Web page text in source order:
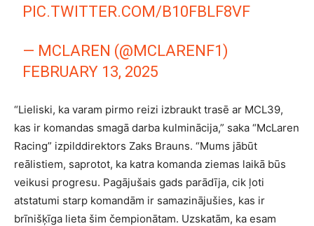
PIC.TWITTER.COM/B10FBLF8VF
— MCLAREN (@MCLARENF1)
FEBRUARY 13, 2025
“Lieliski, ka varam pirmo reizi izbraukt trasē ar MCL39,
kas ir komandas smagā darba kulminācija,” saka “McLaren
Racing” izpilddirektors Zaks Brauns. “Mums jābūt
reālistiem, saprotot, ka katra komanda ziemas laikā būs
veikusi progresu. Pagājušais gads parādīja, cik ļoti
atstatumi starp komandām ir samazinājušies, kas ir
brīnišķīga lieta šim čempionātam. Uzskatām, ka esam